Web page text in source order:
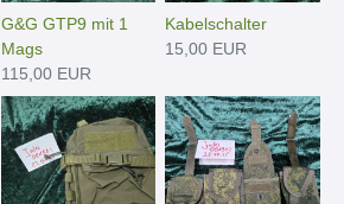
G&G GTP9 mit 1
Mags
115,00 EUR
Kabelschalter
15,00 EUR